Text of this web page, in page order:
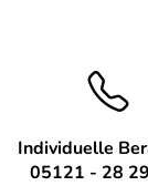
Individuelle
05121 - 28